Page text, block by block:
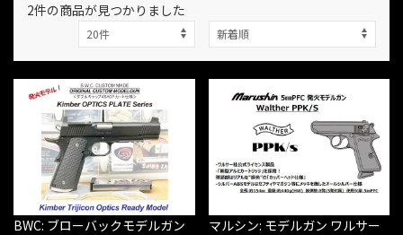
2件の商品が見つかりました
BWC: ブローバックモデルガン
マルシン: モデルガン ワルサー